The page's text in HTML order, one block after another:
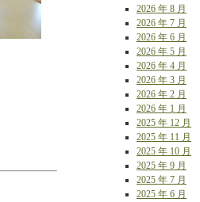
2026 年 8 月
2026 年 7 月
2026 年 6 月
2026 年 5 月
2026 年 4 月
2026 年 3 月
2026 年 2 月
2026 年 1 月
2025 年 12 月
2025 年 11 月
2025 年 10 月
2025 年 9 月
2025 年 7 月
2025 年 6 月